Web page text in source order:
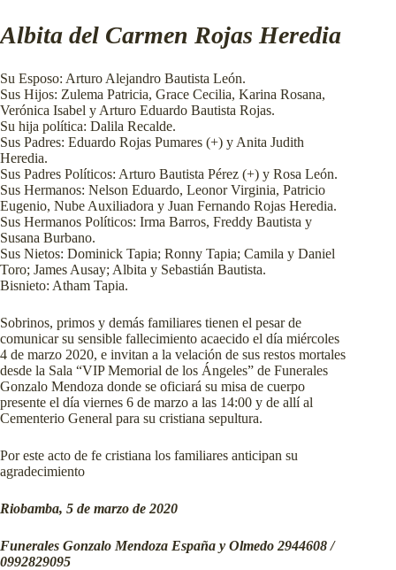
Albita del Carmen Rojas Heredia
Su Esposo: Arturo Alejandro Bautista León.
Sus Hijos: Zulema Patricia, Grace Cecilia, Karina Rosana,
Verónica Isabel y Arturo Eduardo Bautista Rojas.
Su hija política: Dalila Recalde.
Sus Padres: Eduardo Rojas Pumares (+) y Anita Judith
Heredia.
Sus Padres Políticos: Arturo Bautista Pérez (+) y Rosa León.
Sus Hermanos: Nelson Eduardo, Leonor Virginia, Patricio
Eugenio, Nube Auxiliadora y Juan Fernando Rojas Heredia.
Sus Hermanos Políticos: Irma Barros, Freddy Bautista y
Susana Burbano.
Sus Nietos: Dominick Tapia; Ronny Tapia; Camila y Daniel
Toro; James Ausay; Albita y Sebastián Bautista.
Bisnieto: Atham Tapia.
Sobrinos, primos y demás familiares tienen el pesar de
comunicar su sensible fallecimiento acaecido el día miércoles
4 de marzo 2020, e invitan a la velación de sus restos mortales
desde la Sala “VIP Memorial de los Ángeles” de Funerales
Gonzalo Mendoza donde se oficiará su misa de cuerpo
presente el día viernes 6 de marzo a las 14:00 y de allí al
Cementerio General para su cristiana sepultura.
Por este acto de fe cristiana los familiares anticipan su
agradecimiento
Riobamba, 5 de marzo de 2020
Funerales Gonzalo Mendoza España y Olmedo 2944608 /
0992829095